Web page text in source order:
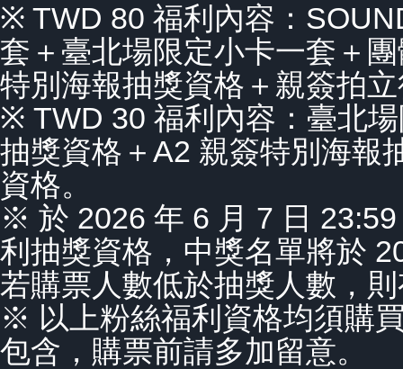
※ TWD 80 福利內容：
套＋臺北場限定小卡一套＋
特別海報抽獎資格＋親簽拍
※ TWD 30 福利內容：臺北
抽獎資格＋A2 親簽特別海報
資格。
※ 於 2026 年 6 月 7 日
利抽獎資格，中獎名單將於
若購票人數低於抽獎人數，
※ 以上粉絲福利資格均須購
包含，購票前請多加留意。